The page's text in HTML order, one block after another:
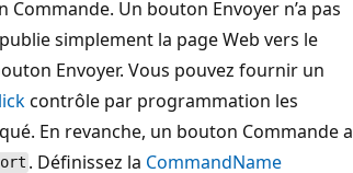
Un bouton Envoyer n’a pas
simplement la page Web vers le
Envoyer. Vous pouvez fournir un
contrôle par programmation les
En revanche, un bouton Commande a
. Définissez la CommandName